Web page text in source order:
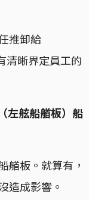
推卸給
清晰界定員工的
左舷船艏板）船
艏板。就算有，
造成影響。